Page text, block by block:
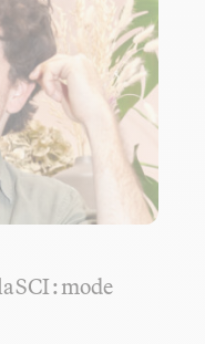
SCI : mode